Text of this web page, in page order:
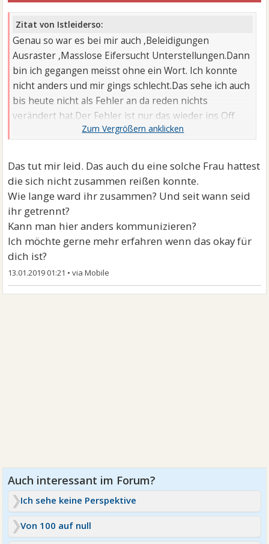
Zitat von Istleiderso:
Genau so war es bei mir auch ,Beleidigungen
Ausraster ,Masslose Eifersucht Unterstellungen.Dann
bin ich gegangen meisst ohne ein Wort. Ich konnte
nicht anders und mir gings schlecht.Das sehe ich auch
bis heute nicht als Fehler an da reden nichts
verändert hat.Der Fehler ist nur das wieder ins Off
gehen weil es sinnlos ist das nächste Off steht vor der
Das tut mir leid. Das auch du eine solche Frau hattest
die sich nicht zusammen reißen konnte.
Wie lange ward ihr zusammen? Und seit wann seid
ihr getrennt?
Kann man hier anders kommunizieren?
Ich möchte gerne mehr erfahren wenn das okay für
dich ist?
13.01.2019 01:21 •
Ich sehe keine Perspektive
Von 100 auf null